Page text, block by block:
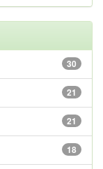
30
21
21
18